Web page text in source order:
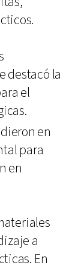
destacó la
el
en
para
en
a
En